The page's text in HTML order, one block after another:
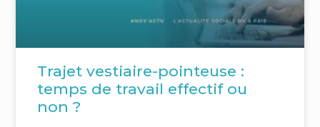
Trajet vestiaire-pointeuse :
temps de travail effectif ou
non ?